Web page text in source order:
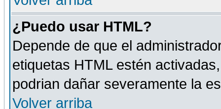
¿Puedo usar HTML?
Depende de que el
etiquetas HTML estén
podrian dañar severamente la
Volver arriba